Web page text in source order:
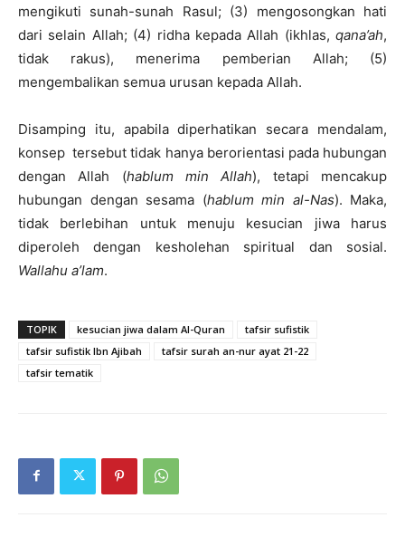
mengikuti sunah-sunah Rasul; (3) mengosongkan hati
dari selain Allah; (4) ridha kepada Allah (ikhlas, qana’ah,
tidak rakus), menerima pemberian Allah; (5)
mengembalikan semua urusan kepada Allah.
Disamping itu, apabila diperhatikan secara mendalam,
konsep tersebut tidak hanya berorientasi pada hubungan
dengan Allah (hablum min Allah), tetapi mencakup
hubungan dengan sesama (hablum min al-Nas). Maka,
tidak berlebihan untuk menuju kesucian jiwa harus
diperoleh dengan kesholehan spiritual dan sosial.
Wallahu a’lam.
TOPIK kesucian jiwa dalam Al-Quran
tafsir sufistik
tafsir sufistik Ibn Ajibah
tafsir surah an-nur ayat 21-22
tafsir tematik